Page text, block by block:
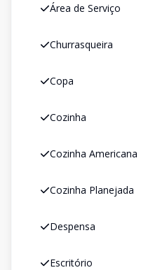
Área de Serviço
Churrasqueira
Copa
Cozinha
Cozinha Americana
Cozinha Planejada
Despensa
Escritório